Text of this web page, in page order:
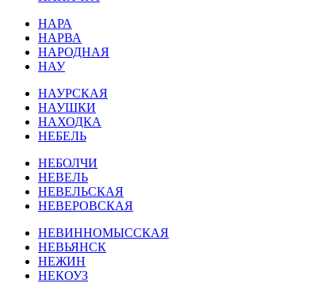
НАРА
НАРВА
НАРОДНАЯ
НАУ
НАУРСКАЯ
НАУШКИ
НАХОДКА
НЕБЕЛЬ
НЕБОЛЧИ
НЕВЕЛЬ
НЕВЕЛЬСКАЯ
НЕВЕРОВСКАЯ
НЕВИННОМЫССКАЯ
НЕВЬЯНСК
НЕЖИН
НЕКОУЗ